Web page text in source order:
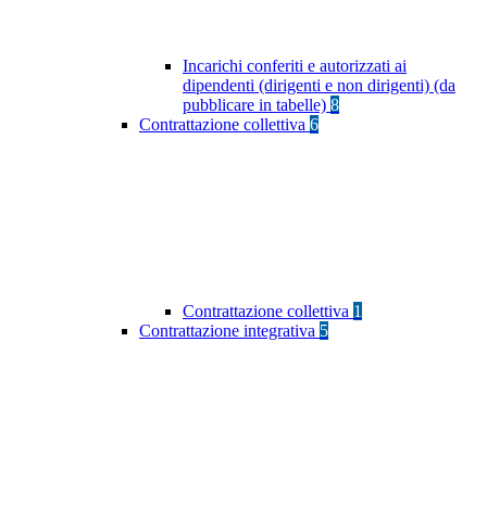
Incarichi conferiti e autorizzati ai
dipendenti (dirigenti e non dirigenti) (da
pubblicare in tabelle) 8
Contrattazione collettiva 6
Contrattazione collettiva 1
Contrattazione integrativa 5